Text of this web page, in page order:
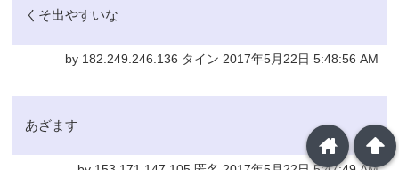
くそ出やすいな
by 182.249.246.136 タイン 2017年5月22日 5:48:56 AM
あざます
arrowup
home